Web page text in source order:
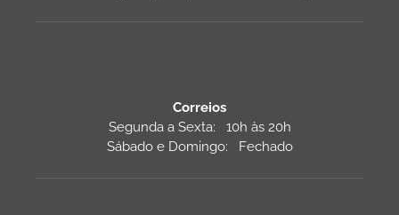
Correios
Segunda a Sexta: 10h às 20h
Sábado e Domingo: Fechado